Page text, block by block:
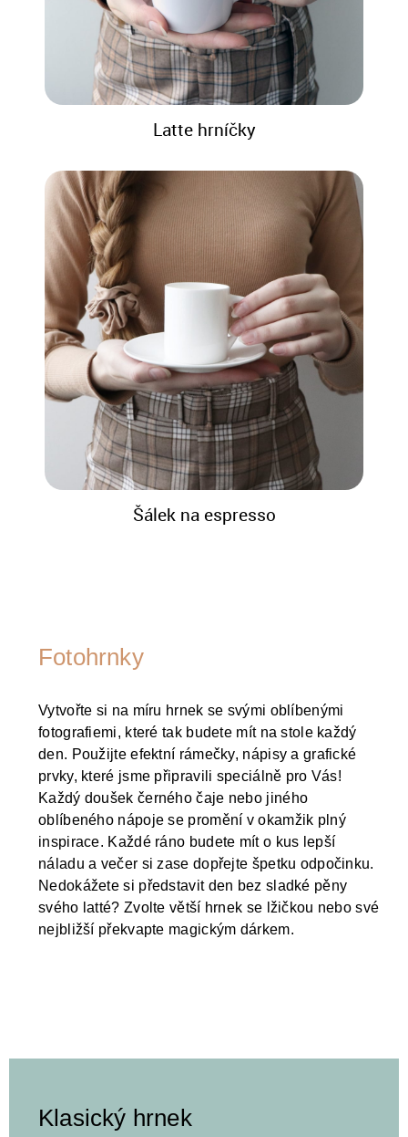
Latte hrníčky
Šálek na espresso
Fotohrnky
Vytvořte si na míru hrnek se svými oblíbenými
fotografiemi, které tak budete mít na stole každý
den. Použijte efektní rámečky, nápisy a grafické
prvky, které jsme připravili speciálně pro Vás!
Každý doušek černého čaje nebo jiného
oblíbeného nápoje se promění v okamžik plný
inspirace. Každé ráno budete mít o kus lepší
náladu a večer si zase dopřejte špetku odpočinku.
Nedokážete si představit den bez sladké pěny
svého latté? Zvolte větší hrnek se lžičkou nebo své
nejbližší překvapte magickým dárkem.
Klasický hrnek